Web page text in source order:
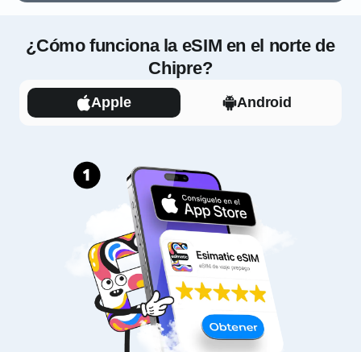
¿Cómo funciona la eSIM en el norte de
Chipre?
Apple Android